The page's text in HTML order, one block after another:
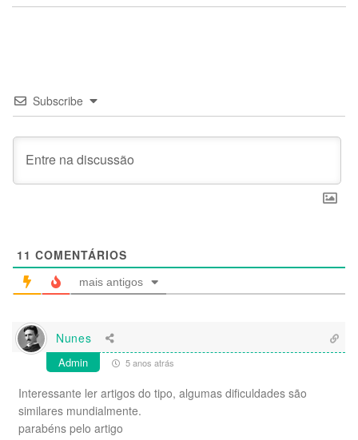
Subscribe
11 COMENTÁRIOS
mais antigos
Nunes
Admin 5 anos atrás
Interessante ler artigos do tipo, algumas dificuldades são
similares mundialmente.
parabéns pelo artigo